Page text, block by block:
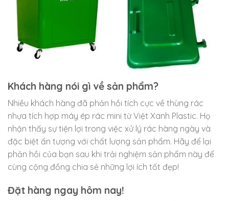
Khách hàng nói gì về sản phẩm?
Nhiều khách hàng đã phản hồi tích cực về thùng rác
nhựa tích hợp máy ép rác mini từ Việt Xanh Plastic. Họ
nhận thấy sự tiện lợi trong việc xử lý rác hàng ngày và
đặc biệt ấn tượng với chất lượng sản phẩm. Hãy để lại
phản hồi của bạn sau khi trải nghiệm sản phẩm này để
cùng cộng đồng chia sẻ những lợi ích tốt đẹp!
Đặt hàng ngay hôm nay!